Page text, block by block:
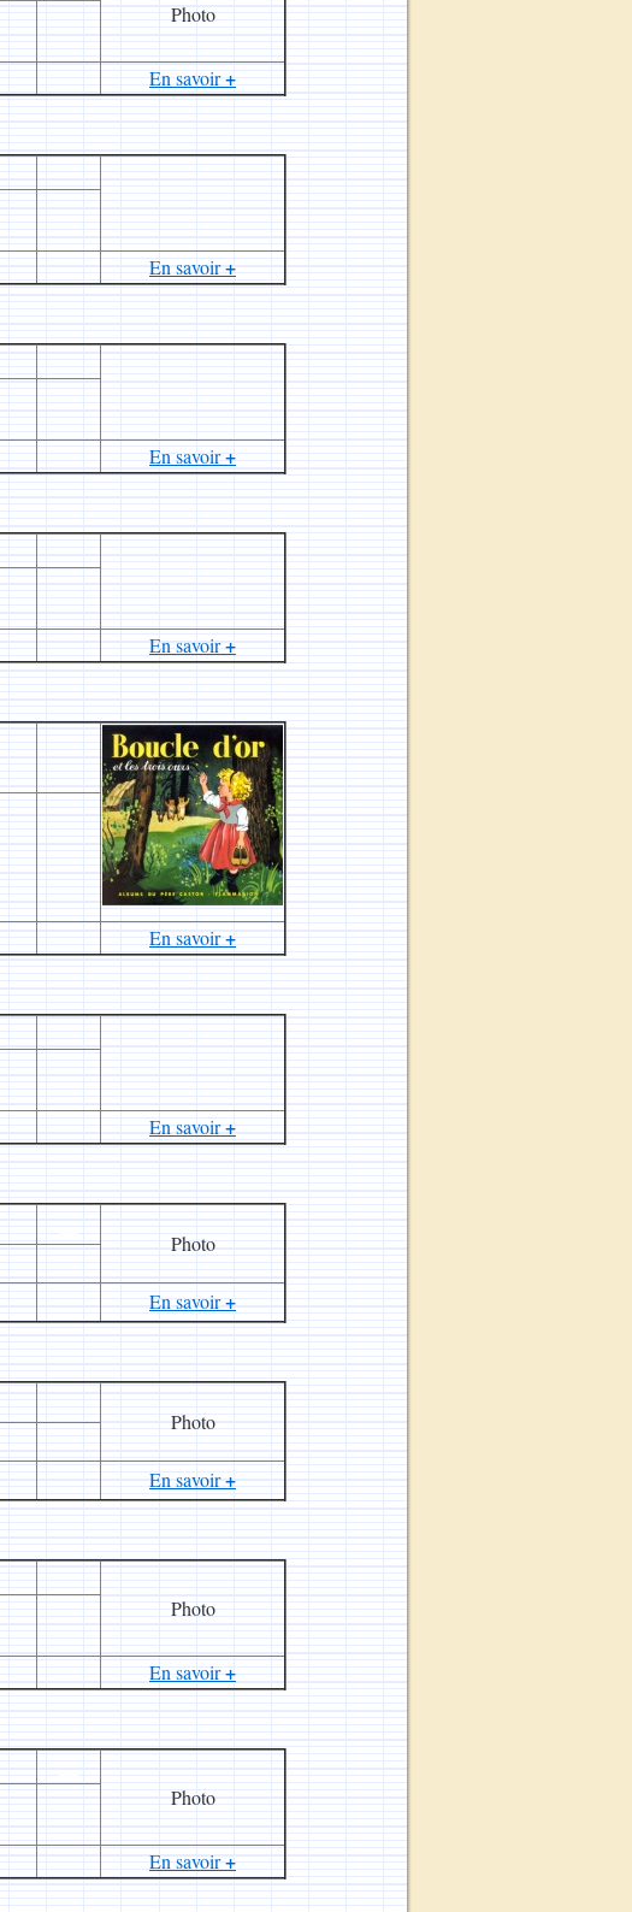
Photo
En savoir+
__
En savoir+
__
En savoir+
__
En savoir+
__
En savoir+
__
En savoir+
__
Photo
En savoir+
__
Photo
En savoir+
__
Photo
En savoir+
__
Photo
En savoir+